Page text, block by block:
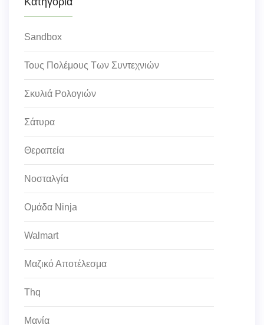
Sandbox
Τους Πολέμους Των Συντεχνιών
Σκυλιά Ρολογιών
Σάτυρα
Θεραπεία
Νοσταλγία
Ομάδα Ninja
Walmart
Μαζικό Αποτέλεσμα
Thq
Μανία